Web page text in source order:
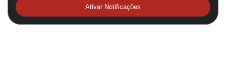
Ativar Notificações